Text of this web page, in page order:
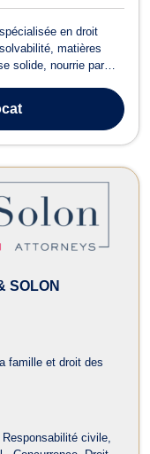
en droit
matières
solide, nourrie par
Libre de Bruxelles
SOLON
famille et droit des
Responsabilité civile